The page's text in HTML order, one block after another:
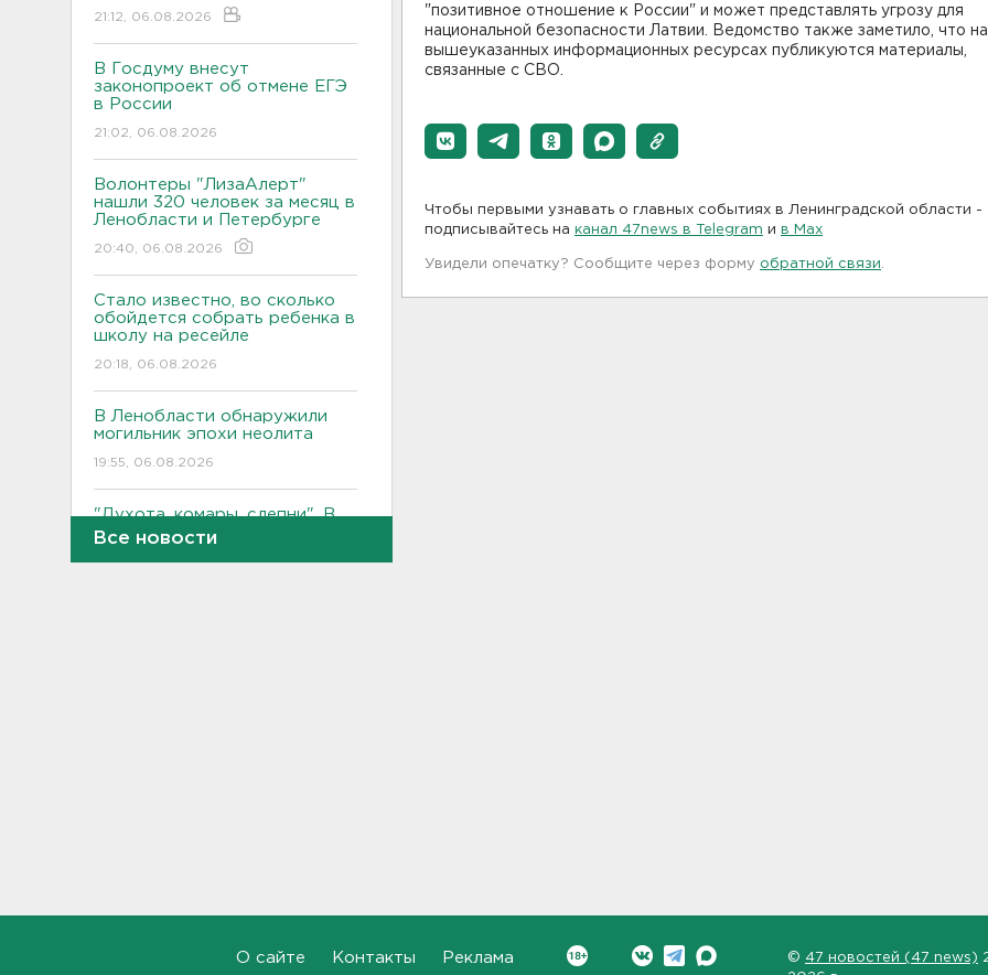
21:12, 06.08.2026
В Госдуму внесут
законопроект об отмене ЕГЭ
в России
21:02, 06.08.2026
Волонтеры "ЛизаАлерт"
нашли 320 человек за месяц в
Ленобласти и Петербурге
20:40, 06.08.2026
Стало известно, во сколько
обойдется собрать ребенка в
школу на ресейле
20:18, 06.08.2026
В Ленобласти обнаружили
могильник эпохи неолита
19:55, 06.08.2026
"Духота, комары, слепни". В
Ленобласти с трудом, но
Все новости
"позитивное отношение к России" и может представлять угрозу для
национальной безопасности Латвии. Ведомство также заметило, что на
вышеуказанных информационных ресурсах публикуются материалы,
связанные с СВО.
Чтобы первыми узнавать о главных событиях в Ленинградской области -
подписывайтесь на канал 47news в Telegram и в Maх
Увидели опечатку? Сообщите через форму обратной связи
О сайте Контакты Реклама © 47 новостей (47 news)